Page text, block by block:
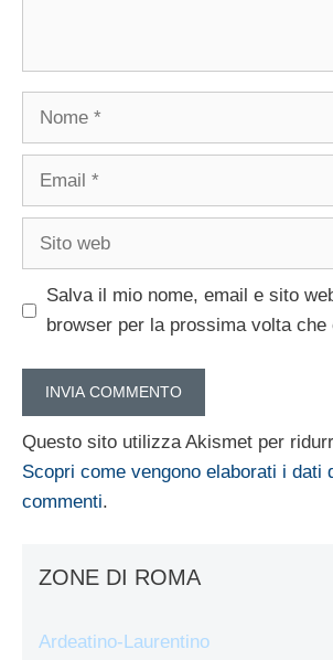
Nome
Email
Sito
Salva il mio nome, email e sito
browser per la prossima volta che
Questo sito utilizza Akismet per
Scopri come vengono elaborati i dati
commenti.
ZONE DI ROMA
Ardeatino-Laurentino